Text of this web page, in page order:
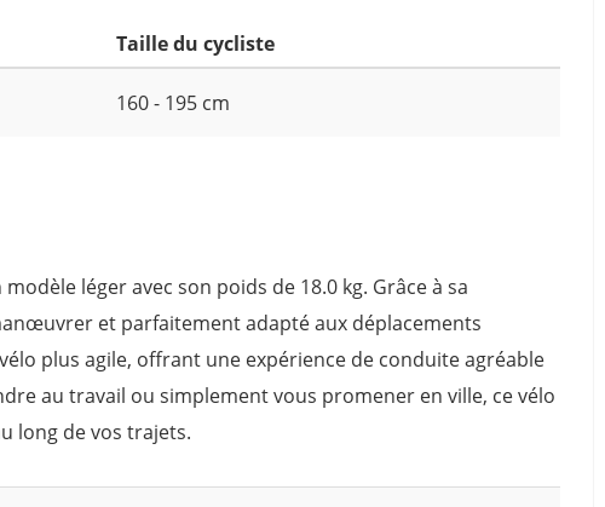
Taille du cycliste
160 - 195 cm
léger avec son poids de 18.0 kg. Grâce à sa
et parfaitement adapté aux déplacements
plus agile, offrant une expérience de conduite agréable
au travail ou simplement vous promener en ville, ce vélo
long de vos trajets.